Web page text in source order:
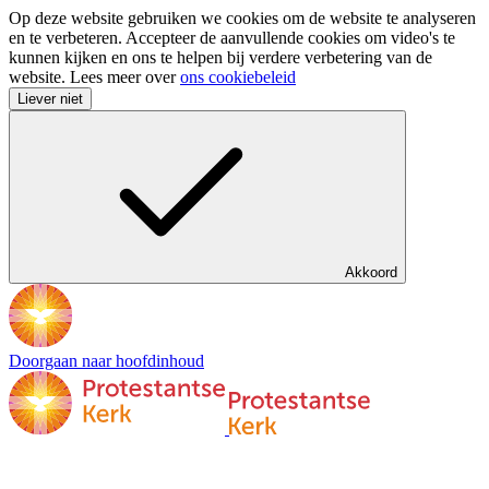
Op deze website gebruiken we cookies om de website te analyseren
en te verbeteren. Accepteer de aanvullende cookies om video's te
kunnen kijken en ons te helpen bij verdere verbetering van de
website. Lees meer overons cookiebeleid
Liever niet
Akkoord
Doorgaan naar hoofdinhoud